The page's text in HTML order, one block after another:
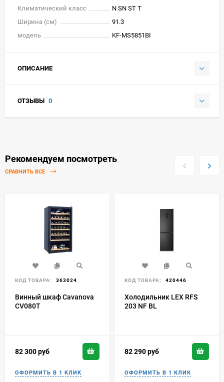
Климатический класс
N SN ST T
Ширина (см)
91.3
модель
KF-MS5851BI
ОПИСАНИЕ
ОТЗЫВЫ 0
Рекомендуем посмотреть
СРАВНИТЬ ВСЕ
КОД ТОВАРА: 363024
Винный шкаф Cavanova
CV080T
82 300руб
КОД ТОВАРА: 420446
Холодильник LEX RFS
203 NF BL
82 290руб